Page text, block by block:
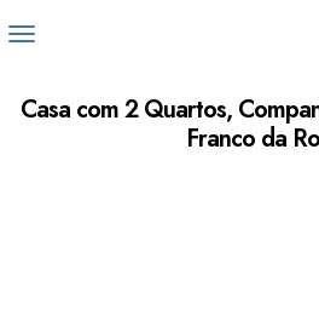
Casa com 2 Quartos,
Franco da